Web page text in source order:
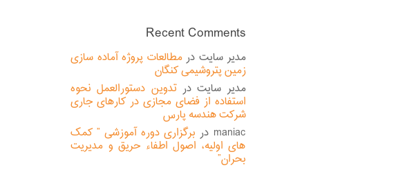
Recent Comments
مدیر سایت درمطالعات پروژه آماده سازی
زمین پتروشیمی کنگان
مدیر سایتدرتدوین دستورالعمل نحوه
استفاده از فضای مجازی در کارهای جاری
شرکت هندسه پارس
maniac در برگزاری دوره آموزشی ” کمک
های اولیه، اصول اطفاء حریق و مدیریت
بحران”